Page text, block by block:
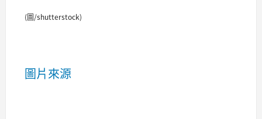
(圖/shutterstock)
圖片來源